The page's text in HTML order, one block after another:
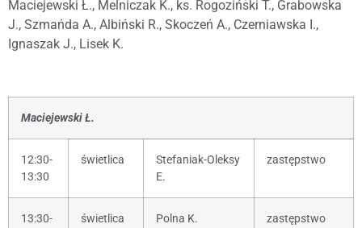
Maciejewski Ł., Melniczak K., ks. Rogoziński T., Grabowska
J., Szmańda A., Albiński R., Skoczeń A., Czerniawska I.,
Ignaszak J., Lisek K.
Maciejewski Ł.
12:30-
13:30
świetlica
Stefaniak-Oleksy
E.
zastępstwo
13:30-
świetlica Polna K. zastępstwo